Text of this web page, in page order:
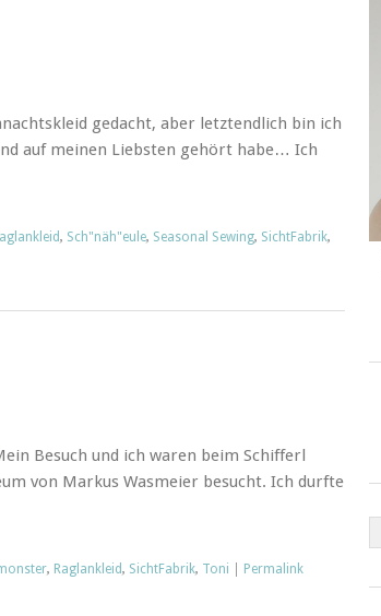
gedacht, aber letztendlich bin ich
auf meinen Liebsten gehört habe… Ich
, Sch"näh"eule, Seasonal Sewing, SichtFabrik,
Besuch und ich waren beim Schifferl
von Markus Wasmeier besucht. Ich durfte
, Raglankleid, SichtFabrik, Toni Permalink